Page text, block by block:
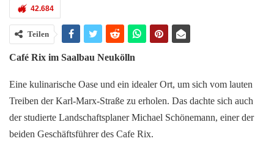
42.684
Teilen
Café Rix im Saalbau Neukölln
Eine kulinarische Oase und ein idealer Ort, um sich vom lauten
Treiben der Karl-Marx-Straße zu erholen. Das dachte sich auch
der studierte Landschaftsplaner Michael Schönemann, einer der
beiden Geschäftsführer des Cafe Rix.